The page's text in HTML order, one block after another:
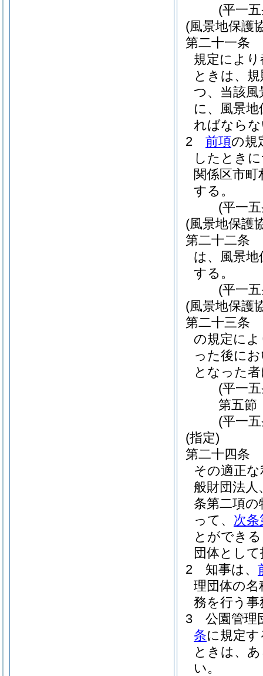
(平一
(風景地保護
第二十一条
規定によ
ときは、
つ、当該
に、風景
ればなら
2
前項の規
したとき
関係区市
する。
(平一
(風景地保護
第二十二条
は、風景
する。
(平一
(風景地保護
第二十三条
の規定に
った後に
となった
(平一
第五節
(平一
(指定)
第二十四条
その適正
般財団法人
条第二項
って、 次条
とができ
団体とし
2
知事は、
理団体の
務を行う
3
公園管理
条に規定
ときは、
い。